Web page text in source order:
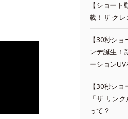
【ショー
載！ザ クレ
【30秒シ
ンデ誕生！
ーション
【30秒シ
「ザ リン
って？